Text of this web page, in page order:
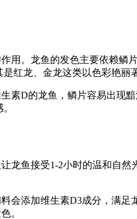
用。龙鱼的发色主要依赖
红龙、金龙这类以色彩艳
素D的龙鱼，鳞片容易出现
龙鱼接受1-2小时的温和自
会添加维生素D3成分，满
。